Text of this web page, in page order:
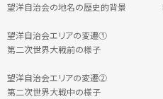
望洋自治会の地名の歴史的背景
望洋自治会エリアの変遷①
第二次世界大戦前の様子
望洋自治会エリアの変遷②
第二次世界大戦中の様子